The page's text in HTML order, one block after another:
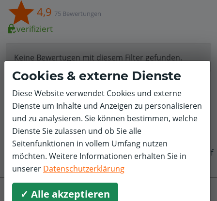
4,9 75 Bewertungen
verifiziert
Keine Bewertugen mit diesem Filter gefunden.
Filter zurücksetzen
Cookies & externe Dienste
Diese Website verwendet Cookies und externe
Dienste um Inhalte und Anzeigen zu personalisieren
und zu analysieren. Sie können bestimmen, welche
Dienste Sie zulassen und ob Sie alle
Seitenfunktionen in vollem Umfang nutzen
möchten. Weitere Informationen erhalten Sie in
unserer Datenschutzerklärung
✓ Alle akzeptieren
f